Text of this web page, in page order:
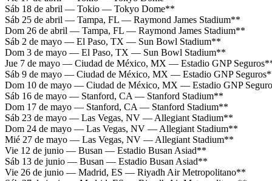
Sáb 18 de abril — Tokio — Tokyo Dome**
Sáb 25 de abril — Tampa, FL — Raymond James Stadium**
Dom 26 de abril — Tampa, FL — Raymond James Stadium**
Sáb 2 de mayo — El Paso, TX — Sun Bowl Stadium**
Dom 3 de mayo — El Paso, TX — Sun Bowl Stadium**
Jue 7 de mayo — Ciudad de México, MX — Estadio GNP
Sáb 9 de mayo — Ciudad de México, MX — Estadio GNP
Dom 10 de mayo — Ciudad de México, MX — Estadio GNP
Sáb 16 de mayo — Stanford, CA — Stanford Stadium**
Dom 17 de mayo — Stanford, CA — Stanford Stadium**
Sáb 23 de mayo — Las Vegas, NV — Allegiant Stadium**
Dom 24 de mayo — Las Vegas, NV — Allegiant Stadium**
Mié 27 de mayo — Las Vegas, NV — Allegiant Stadium**
Vie 12 de junio — Busan — Estadio Busan Asiad**
Sáb 13 de junio — Busan — Estadio Busan Asiad**
Vie 26 de junio — Madrid, ES — Riyadh Air Metropolitano**